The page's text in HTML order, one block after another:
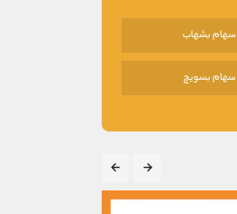
سهام بشهاب
سهام بسویچ